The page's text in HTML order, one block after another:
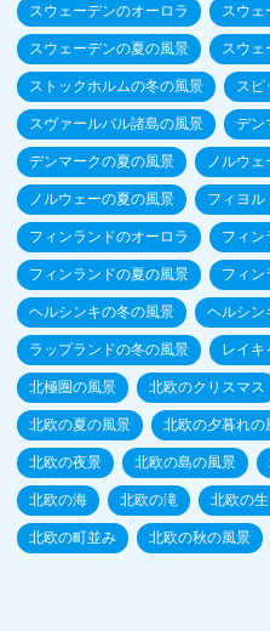
スウェーデンのオーロラ スウ
スウェーデンの夏の風景 スウ
ストックホルムの冬の風景 ス
スヴァールバル諸島の風景 デン
デンマークの夏の風景 ノルウ
ノルウェーの夏の風景 フィヨル
フィンランドのオーロラ フィン
フィンランドの夏の風景 フィン
ヘルシンキの冬の風景 ヘルシン
ラップランドの冬の風景 レイキ
北極圏の風景 北欧のクリスマス
北欧の夏の風景 北欧の夕暮れの
北欧の夜景 北欧の島の風景
北欧の海 北欧の滝 北欧の
北欧の町並み 北欧の秋の風景